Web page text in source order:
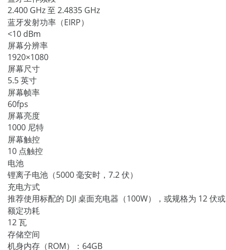
2.400 GHz 至 2.4835 GHz
蓝牙发射功率（EIRP）
<10 dBm
屏幕分辨率
1920×1080
屏幕尺寸
5.5 英寸
屏幕帧率
60fps
屏幕亮度
1000 尼特
屏幕触控
10 点触控
电池
锂离子电池（5000 毫安时，7.2 伏）
充电方式
推荐使用标配的 DJI 桌面充电器（100W），或规格为 12 伏
额定功耗
12 瓦
存储空间
机身内存（ROM）：64GB